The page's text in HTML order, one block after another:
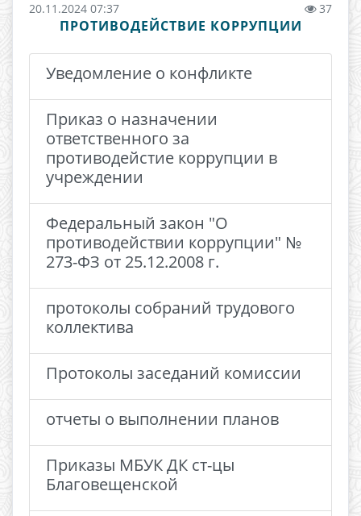
20.11.2024 07:37 37
ПРОТИВОДЕЙСТВИЕ КОРРУПЦИИ
Уведомление о конфликте
Приказ о назначении
ответственного за
противодейстие коррупции в
учреждении
Федеральный закон "О
противодействии коррупции" №
273-ФЗ от 25.12.2008 г.
протоколы собраний трудового
коллектива
Протоколы заседаний комиссии
отчеты о выполнении планов
Приказы МБУК ДК ст-цы
Благовещенской